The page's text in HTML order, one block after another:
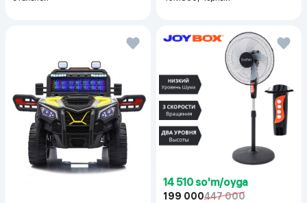
14 510 so'm/oyga
199 000447 000